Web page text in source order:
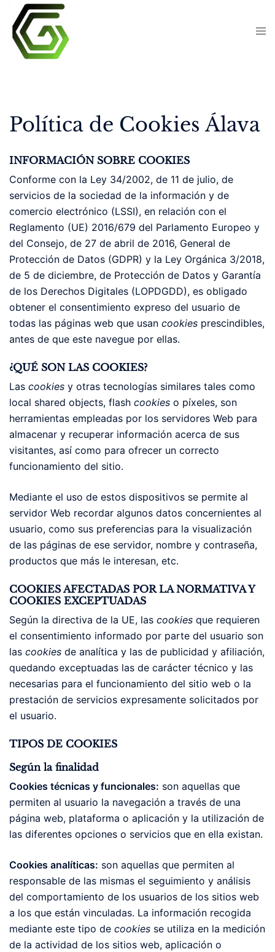
content
Política de Cookies Álava
INFORMACIÓN SOBRE COOKIES
Conforme con la Ley 34/2002, de 11 de julio, de
servicios de la sociedad de la información y de
comercio electrónico (LSSI), en relación con el
Reglamento (UE) 2016/679 del Parlamento Europeo y
del Consejo, de 27 de abril de 2016, General de
Protección de Datos (GDPR) y la Ley Orgánica 3/2018,
de 5 de diciembre, de Protección de Datos y Garantía
de los Derechos Digitales (LOPDGDD), es obligado
obtener el consentimiento expreso del usuario de
todas las páginas web que usan cookies prescindibles,
antes de que este navegue por ellas.
¿QUÉ SON LAS COOKIES?
Las cookies y otras tecnologías similares tales como
local shared objects, flash cookies o píxeles, son
herramientas empleadas por los servidores Web para
almacenar y recuperar información acerca de sus
visitantes, así como para ofrecer un correcto
funcionamiento del sitio.
Mediante el uso de estos dispositivos se permite al
servidor Web recordar algunos datos concernientes al
usuario, como sus preferencias para la visualización
de las páginas de ese servidor, nombre y contraseña,
productos que más le interesan, etc.
COOKIES AFECTADAS POR LA NORMATIVA Y
COOKIES EXCEPTUADAS
Según la directiva de la UE, las cookies que requieren
el consentimiento informado por parte del usuario son
las cookies de analítica y las de publicidad y afiliación,
quedando exceptuadas las de carácter técnico y las
necesarias para el funcionamiento del sitio web o la
prestación de servicios expresamente solicitados por
el usuario.
TIPOS DE COOKIES
Según la finalidad
Cookies técnicas y funcionales: son aquellas que
permiten al usuario la navegación a través de una
página web, plataforma o aplicación y la utilización de
las diferentes opciones o servicios que en ella existan.
Cookies analíticas: son aquellas que permiten al
responsable de las mismas el seguimiento y análisis
del comportamiento de los usuarios de los sitios web
a los que están vinculadas. La información recogida
mediante este tipo de cookies se utiliza en la medición
de la actividad de los sitios web, aplicación o